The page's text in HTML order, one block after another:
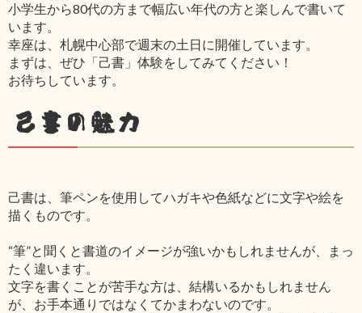
小学生から80代の方まで幅広い年代の方と楽しんで書いて
います。
幸座は、札幌中心部で週末の土日に開催しています。
まずは、ぜひ「己書」体験をしてみてください！
お待ちしています。
己書の魅力
己書は、筆ペンを使用してハガキや色紙などに文字や絵を
描くものです。
“筆”と聞くと書道のイメージが強いかもしれませんが、まっ
たく違います。
文字を書くことが苦手な方は、結構いるかもしれません
が、お手本通りではなくてかまわないのです。